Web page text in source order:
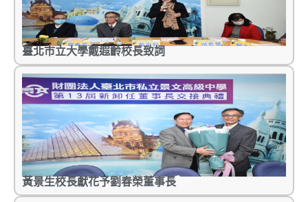
臺北市立大學戴遐齡校長致詞
黃景生校長獻花予劉春榮董事長